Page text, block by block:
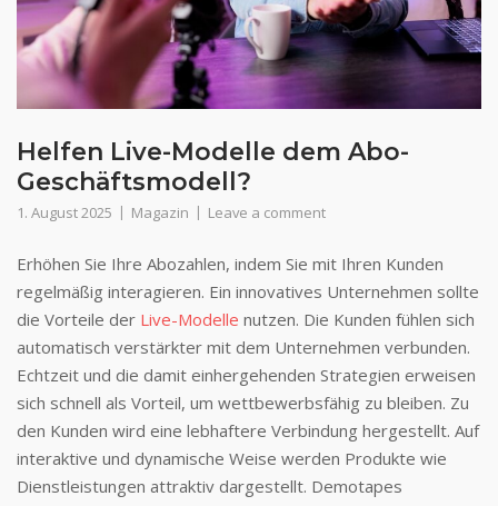
Helfen Live-Modelle dem Abo-
Geschäftsmodell?
1. August 2025 Magazin Leave a comment
Erhöhen Sie Ihre Abozahlen, indem Sie mit Ihren Kunden
regelmäßig interagieren. Ein innovatives Unternehmen sollte
die Vorteile der Live-Modelle nutzen. Die Kunden fühlen sich
automatisch verstärkter mit dem Unternehmen verbunden.
Echtzeit und die damit einhergehenden Strategien erweisen
sich schnell als Vorteil, um wettbewerbsfähig zu bleiben. Zu
den Kunden wird eine lebhaftere Verbindung hergestellt. Auf
interaktive und dynamische Weise werden Produkte wie
Dienstleistungen attraktiv dargestellt. Demotapes